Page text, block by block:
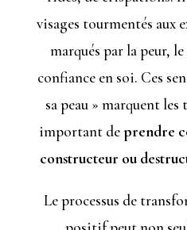
visages tourmentés aux
marqués par la peur,
confiance en soi. Ces
sa peau » marquent
important deprendre
constructeur ou
Le processus de